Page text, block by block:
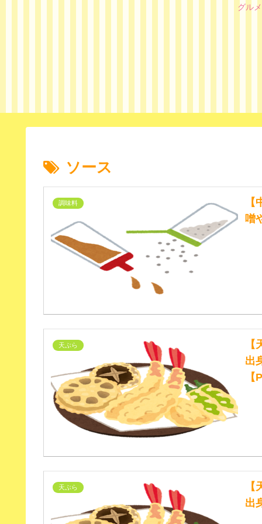
グル
ソース
調味料
噌
天ぷら
出
天ぷら
出